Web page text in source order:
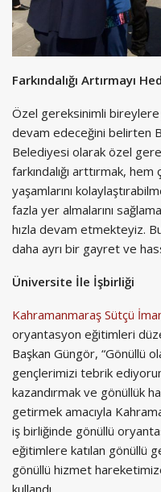
Farkındalığı Artırmayı
Özel gereksinimli bireylere
devam edeceğini belirten
Belediyesi olarak özel
farkındalığı arttırmak, hem
yaşamlarını
fazla yer almalarını
hızla devam etmekteyiz.
daha ayrı bir gayret ve
Üniversite İle İşbirliği
Kahramanmaraş Sütçü
oryantasyon eğitimleri
Başkan Güngör, “Gönüllü
gençlerimizi tebrik
kazandırmak ve gönüllük
getirmek amacıyla
iş birliğinde gönüllü
eğitimlere katılan gönüllü
gönüllü hizmet